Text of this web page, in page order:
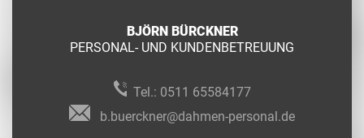
BJÖRN BÜRCKNER
PERSONAL- UND KUNDENBETREUUNG
Tel.: 0511 65584177
b.buerckner@dahmen-personal.de